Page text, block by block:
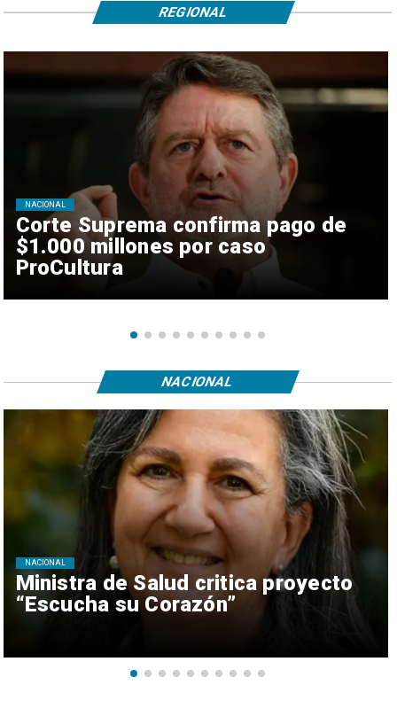
Corte Suprema confirma pago de
$1.000 millones por caso
ProCultura
NACIONAL
REGIONAL
Ministra de Salud critica proyecto
“Escucha su Corazón”
NACIONAL
NACIONAL